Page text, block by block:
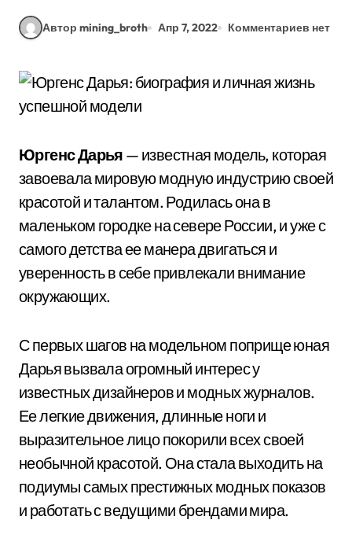
Автор mining_broth Апр 7, 2022 Комментариев нет
Юргенс Дарья — известная модель, которая
завоевала мировую модную индустрию своей
красотой и талантом. Родилась она в
маленьком городке на севере России, и уже с
самого детства ее манера двигаться и
уверенность в себе привлекали внимание
окружающих.
С первых шагов на модельном поприще юная
Дарья вызвала огромный интерес у
известных дизайнеров и модных журналов.
Ее легкие движения, длинные ноги и
выразительное лицо покорили всех своей
необычной красотой. Она стала выходить на
подиумы самых престижных модных показов
и работать с ведущими брендами мира.